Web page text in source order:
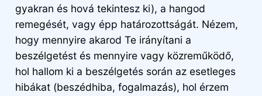
gyakran és hová tekintesz ki), a hangod
remegését, vagy épp határozottságát. Nézem,
hogy mennyire akarod Te irányítani a
beszélgetést és mennyire vagy közreműködő,
hol hallom ki a beszélgetés során az esetleges
hibákat (beszédhiba, fogalmazás), hol érzem